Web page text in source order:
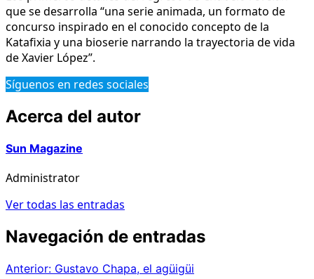
que se desarrolla “una serie animada, un formato de
concurso inspirado en el conocido concepto de la
Katafixia y una bioserie narrando la trayectoria de vida
de Xavier López”.
Síguenos en redes sociales
Acerca del autor
Sun Magazine
Administrator
Ver todas las entradas
Navegación de entradas
Anterior: Gustavo Chapa, el agüigüi